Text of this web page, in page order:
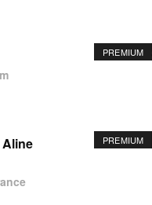
PREMIUM
PREMIUM